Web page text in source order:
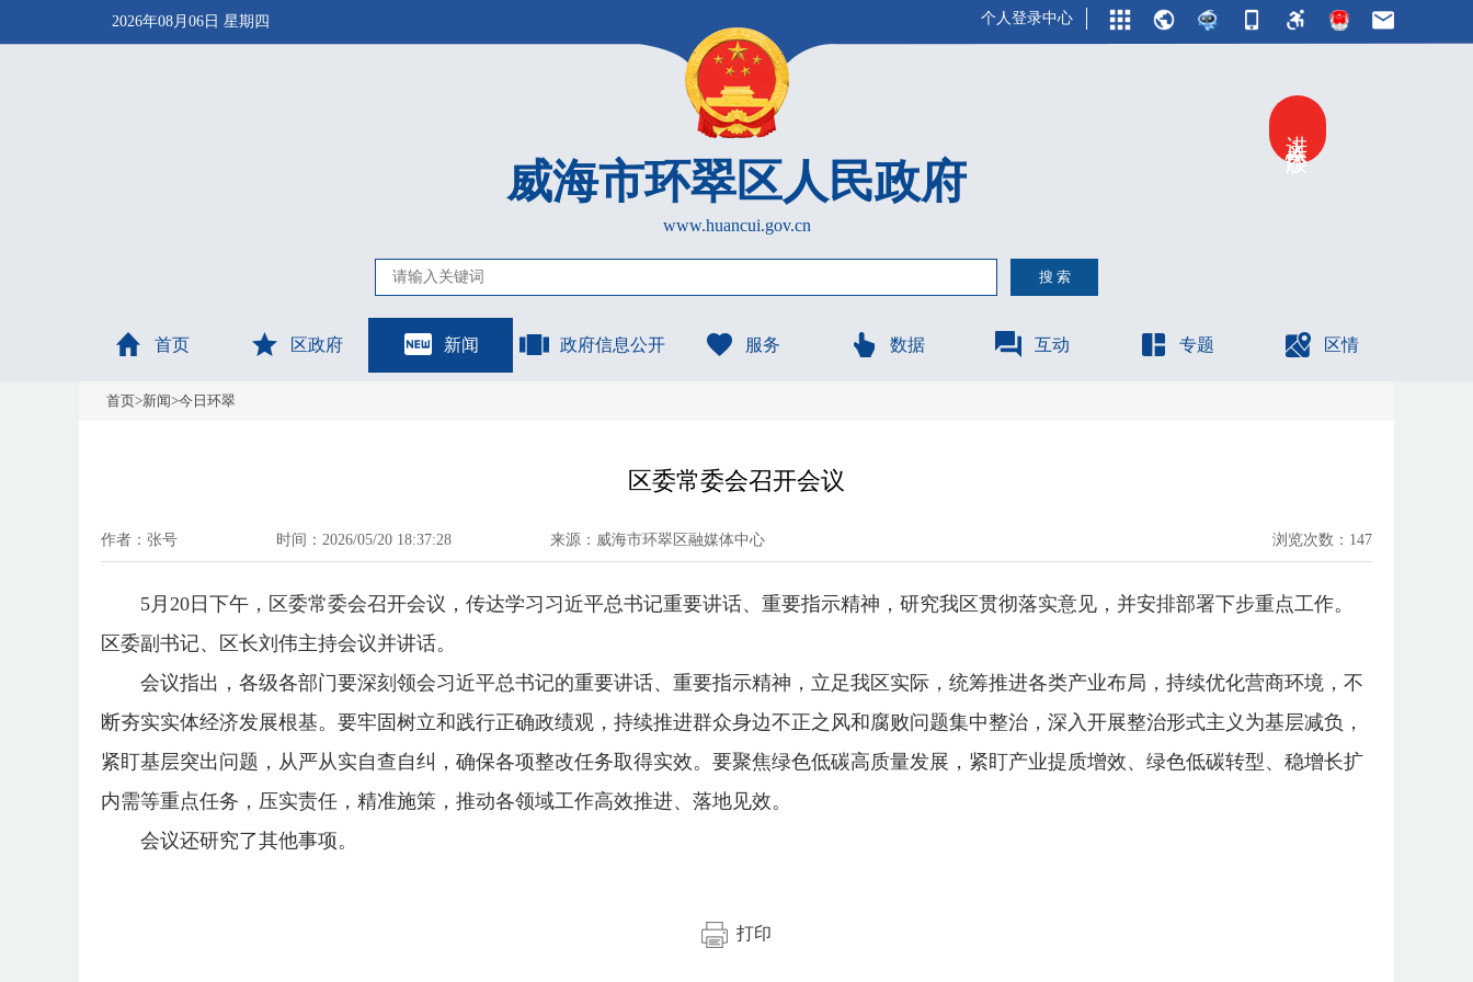
威海市环翠区人民政府
www.huancui.gov.cn
2026年08月06日 星期四 个人登录中心
首页 区政府 新闻 政府信息公开 服务 数据 互动 专题 区情
首页>新闻>今日环翠
区委常委会召开会议
作者：张号 时间：2026/05/20 18:37:28 来源：威海市环翠区融媒体中心 浏览次数： 147
5月20日下午，区委常委会召开会议，传达学习习近平总书记重要讲话、重要指示精神，研究我区贯彻落实意见，并安排部署下步重点工作。
区委副书记、区长刘伟主持会议并讲话。
会议指出，各级各部门要深刻领会习近平总书记的重要讲话、重要指示精神，立足我区实际，统筹推进各类产业布局，持续优化营商环境，不
断夯实实体经济发展根基。要牢固树立和践行正确政绩观，持续推进群众身边不正之风和腐败问题集中整治，深入开展整治形式主义为基层减负，
紧盯基层突出问题，从严从实自查自纠，确保各项整改任务取得实效。要聚焦绿色低碳高质量发展，紧盯产业提质增效、绿色低碳转型、稳增长扩
内需等重点任务，压实责任，精准施策，推动各领域工作高效推进、落地见效。
会议还研究了其他事项。
打印